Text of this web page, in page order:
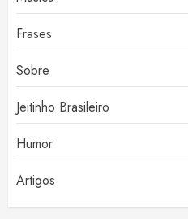
Frases
Sobre
Jeitinho Brasileiro
Humor
Artigos